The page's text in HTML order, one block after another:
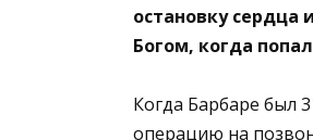
остановку сердца
Богом, когда
Когда Барбаре был
операцию на